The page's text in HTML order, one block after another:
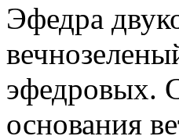
Эфедра
эфедровых.
основания